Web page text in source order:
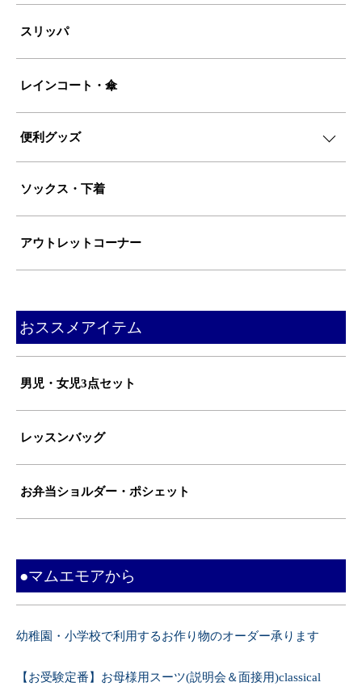
スリッパ
レインコート・傘
便利グッズ
ソックス・下着
アウトレットコーナー
おススメアイテム
男児・女児3点セット
レッスンバッグ
お弁当ショルダー・ポシェット
●マムエモアから
幼稚園・小学校で利用するお作り物のオーダー承ります
【お受験定番】お母様用スーツ(説明会＆面接用)classical